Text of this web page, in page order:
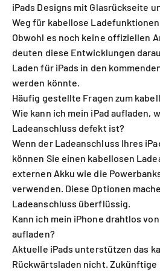
iPads Designs mit Glasrückseite
Weg für kabellose
Obwohl es noch keine offiziellen
deuten diese Entwicklungen
Laden für iPads in den
werden könnte.
Häufig gestellte Fragen zum
Wie kann ich mein iPad aufladen,
Ladeanschluss defekt ist?
Wenn der Ladeanschluss Ihres
können Sie einen kabellosen
externen Akku wie die
verwenden. Diese Optionen
Ladeanschluss überflüssig.
Kann ich mein iPhone drahtlos
aufladen?
Aktuelle iPads unterstützen das
Rückwärtsladen nicht. Zukünftige